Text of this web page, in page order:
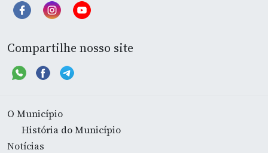
Compartilhe nosso site
O Município
História do Município
Notícias